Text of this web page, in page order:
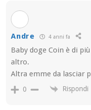
Andre 4 anni fa
Baby doge Coin è di
altro.
Altra emme da lasciar
0 Rispondi